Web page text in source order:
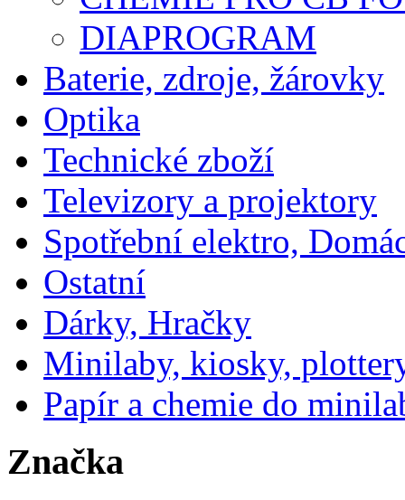
DIAPROGRAM
Baterie, zdroje, žárovky
Optika
Technické zboží
Televizory a projektory
Spotřební elektro,
Ostatní
Dárky, Hračky
Minilaby, kiosky,
Papír a chemie do
Značka